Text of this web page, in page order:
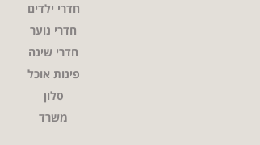
חדרי ילדים
חדרי נוער
חדרי שינה
פינות אוכל
סלון
משרד